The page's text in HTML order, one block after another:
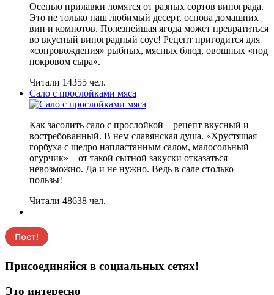
Осенью прилавки ломятся от разных сортов винограда.
Это не только наш любимый десерт, основа домашних
вин и компотов. Полезнейшая ягода может превратиться
во вкусный виноградный соус! Рецепт пригодится для
«сопровождения» рыбных, мясных блюд, овощных «под
покровом сыра».
Читали 14355 чел.
Сало с прослойками мяса
Как засолить сало с прослойкой – рецепт вкусный и
востребованный. В нем славянская душа. «Хрустящая
горбуха с щедро напластанным салом, малосольный
огурчик» – от такой сытной закуски отказаться
невозможно. Да и не нужно. Ведь в сале столько
пользы!
Читали 48638 чел.
Присоединяйся в социальных сетях!
Это интересно